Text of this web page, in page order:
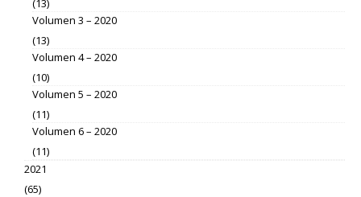
(13)
Volumen 3 – 2020
(13)
Volumen 4 – 2020
(10)
Volumen 5 – 2020
(11)
Volumen 6 – 2020
(11)
2021
(65)